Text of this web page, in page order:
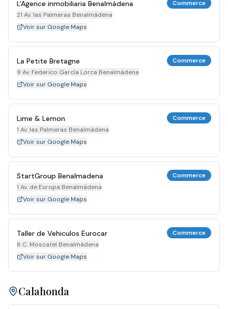
L'Agence inmobiliaria Benalmádena
21 Av. las Palmeras Benalmádena
Commerce
Voir sur Google Maps
La Petite Bretagne
9 Av. Federico García Lorca Benalmádena
Commerce
Voir sur Google Maps
Lime & Lemon
1 Av. las Palmeras Benalmádena
Commerce
Voir sur Google Maps
StartGroup Benalmadena
1 Av. de Europa Benalmádena
Commerce
Voir sur Google Maps
Taller de Vehiculos Eurocar
8 C. Moscatel Benalmádena
Commerce
Voir sur Google Maps
Calahonda